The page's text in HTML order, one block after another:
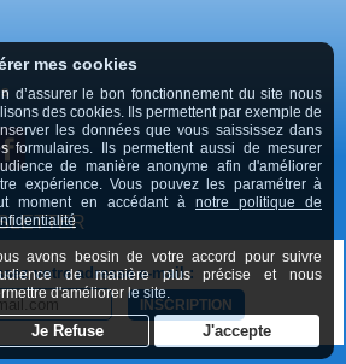
votre adresse e-mail :
INSCRIPTION
mes cookies
d’assurer le bon fonctionnement du site nous
des cookies. Ils permettent par exemple de
les données que vous saississez dans
formulaires. Ils permettent aussi de mesurer
de manière anonyme afin d'améliorer
expérience. Vous pouvez les paramétrer à
moment en accédant à notre politique de
avons beosin de votre accord pour suivre
de manière plus précise et nous
d'améliorer le site.